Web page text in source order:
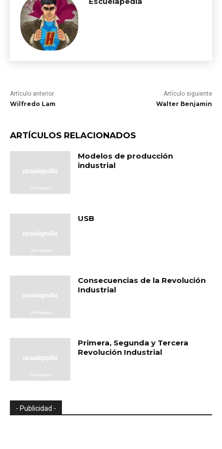
Artículo anterior
Wilfredo Lam
Artículo siguiente
Walter Benjamin
ARTÍCULOS RELACIONADOS
Modelos de producción
industrial
USB
Consecuencias de la Revolución
Industrial
Primera, Segunda y Tercera
Revolución Industrial
- Publicidad -